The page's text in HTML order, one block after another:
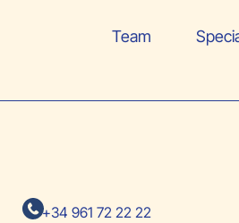
Team
+34 961 72 22 22